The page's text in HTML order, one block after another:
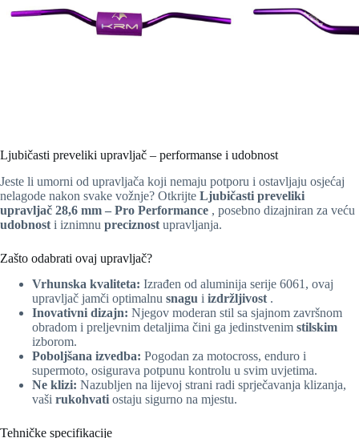
Ljubičasti preveliki upravljač – performanse i udobnost
Jeste li umorni od upravljača koji nemaju potporu i ostavljaju osjećaj
nelagode nakon svake vožnje? Otkrijte Ljubičasti preveliki
upravljač 28,6 mm – Pro Performance , posebno dizajniran za veću
udobnost i iznimnu preciznost upravljanja.
Zašto odabrati ovaj upravljač?
Vrhunska kvaliteta: Izrađen od aluminija serije 6061, ovaj
upravljač jamči optimalnu snagu i izdržljivost .
Inovativni dizajn: Njegov moderan stil sa sjajnom završnom
obradom i preljevnim detaljima čini ga jedinstvenim stilskim
izborom.
Poboljšana izvedba: Pogodan za motocross, enduro i
supermoto, osigurava potpunu kontrolu u svim uvjetima.
Ne klizi: Nazubljen na lijevoj strani radi sprječavanja klizanja,
vaši rukohvati ostaju sigurno na mjestu.
Tehničke specifikacije